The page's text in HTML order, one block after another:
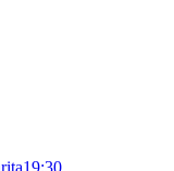
19:30